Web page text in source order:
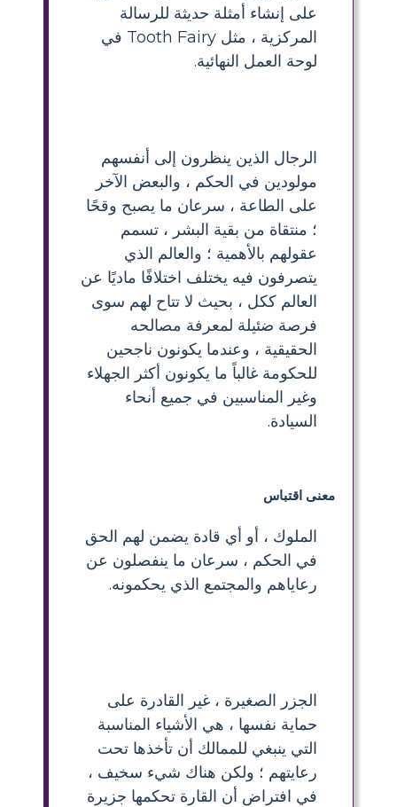
على إنشاء أمثلة حديثة للرسالة
المركزية ، مثل Tooth Fairy في
لوحة العمل النهائية.
الرجال الذين ينظرون إلى أنفسهم
مولودين في الحكم ، والبعض الآخر
على الطاعة ، سرعان ما يصبح وقحًا
؛ منتقاة من بقية البشر ، تسمم
عقولهم بالأهمية ؛ والعالم الذي
يتصرفون فيه يختلف اختلافًا ماديًا عن
العالم ككل ، بحيث لا تتاح لهم سوى
فرصة ضئيلة لمعرفة مصالحه
الحقيقية ، وعندما يكونون ناجحين
للحكومة غالباً ما يكونون أكثر الجهلاء
وغير المناسبين في جميع أنحاء
السيادة.
معنى اقتباس
الملوك ، أو أي قادة يضمن لهم الحق
في الحكم ، سرعان ما ينفصلون عن
رعاياهم والمجتمع الذي يحكمونه.
الجزر الصغيرة ، غير القادرة على
حماية نفسها ، هي الأشياء المناسبة
التي ينبغي للممالك أن تأخذها تحت
رعايتهم ؛ ولكن هناك شيء سخيف ،
في افتراض أن القارة تحكمها جزيرة